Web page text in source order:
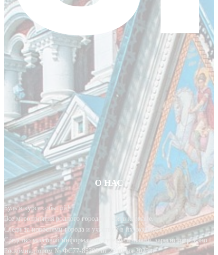
О НАС
Будь в курсе событий!
Все мероприятия родного города у тебя в кармане.
Следи за новостями города и участвуй в их создании!
Средство массовой информации, сетевое издание, зарегистрировано
Роскомнадзором № ФС77-85393 от 20 июня 2023 г.